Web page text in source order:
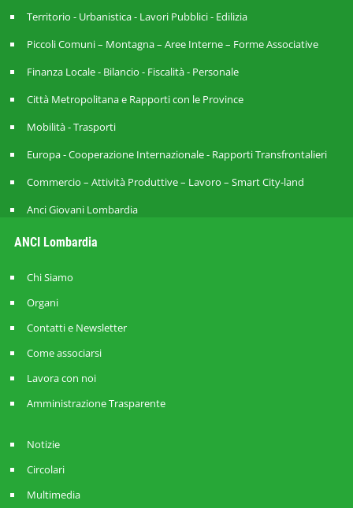
Territorio - Urbanistica - Lavori Pubblici - Edilizia
Piccoli Comuni – Montagna – Aree Interne – Forme Associative
Finanza Locale - Bilancio - Fiscalità - Personale
Città Metropolitana e Rapporti con le Province
Mobilità - Trasporti
Europa - Cooperazione Internazionale - Rapporti Transfrontalieri
Commercio – Attività Produttive – Lavoro – Smart City-land
Anci Giovani Lombardia
ANCI Lombardia
Chi Siamo
Organi
Contatti e Newsletter
Come associarsi
Lavora con noi
Amministrazione Trasparente
Notizie
Circolari
Multimedia